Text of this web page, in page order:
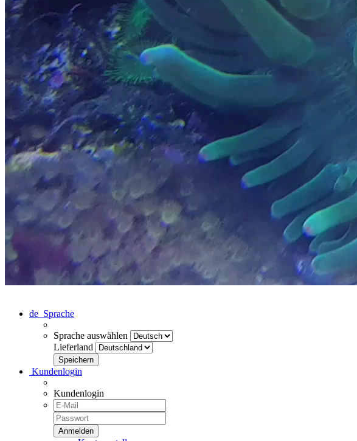
de Sprache
Sprache auswählen
Lieferland
Kundenlogin
Kundenlogin